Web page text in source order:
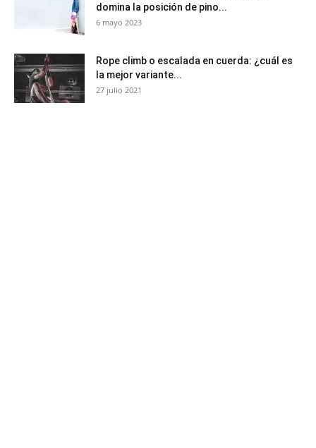
domina la posición de pino...
6 mayo 2023
Rope climb o escalada en cuerda: ¿cuál es
la mejor variante...
27 julio 2021